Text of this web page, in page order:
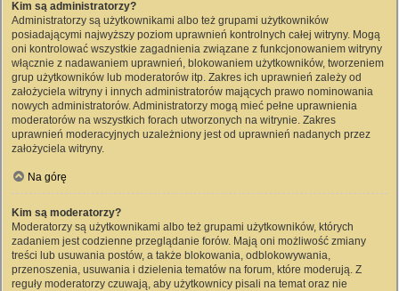
Kim są administratorzy?
Administratorzy są użytkownikami albo też grupami użytkowników
posiadającymi najwyższy poziom uprawnień kontrolnych całej witryny. Mogą
oni kontrolować wszystkie zagadnienia związane z funkcjonowaniem witryny
włącznie z nadawaniem uprawnień, blokowaniem użytkowników, tworzeniem
grup użytkowników lub moderatorów itp. Zakres ich uprawnień zależy od
założyciela witryny i innych administratorów mających prawo nominowania
nowych administratorów. Administratorzy mogą mieć pełne uprawnienia
moderatorów na wszystkich forach utworzonych na witrynie. Zakres
uprawnień moderacyjnych uzależniony jest od uprawnień nadanych przez
założyciela witryny.
Na górę
Kim są moderatorzy?
Moderatorzy są użytkownikami albo też grupami użytkowników, których
zadaniem jest codzienne przeglądanie forów. Mają oni możliwość zmiany
treści lub usuwania postów, a także blokowania, odblokowywania,
przenoszenia, usuwania i dzielenia tematów na forum, które moderują. Z
reguły moderatorzy czuwają, aby użytkownicy pisali na temat oraz nie